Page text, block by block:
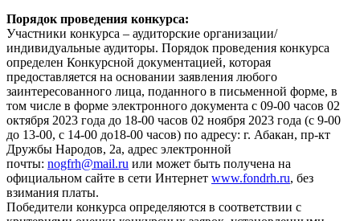
Порядок проведения конкурса:
Участники конкурса – аудиторские организации/
индивидуальные аудиторы. Порядок проведения конкурса
определен Конкурсной документацией, которая
предоставляется на основании заявления любого
заинтересованного лица, поданного в письменной форме, в
том числе в форме электронного документа с 09-00 часов 02
октября 2023 года до 18-00 часов 02 ноября 2023 года (с 9-00
до 13-00, с 14-00 до18-00 часов) по адресу: г. Абакан, пр-кт
Дружбы Народов, 2а, адрес электронной
почты: nogfrh@mail.ru или может быть получена на
официальном сайте в сети Интернет www.fondrh.ru, без
взимания платы.
Победители конкурса определяются в соответствии с